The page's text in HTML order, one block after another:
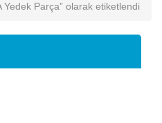
Yedek Parça” olarak etiketlendi